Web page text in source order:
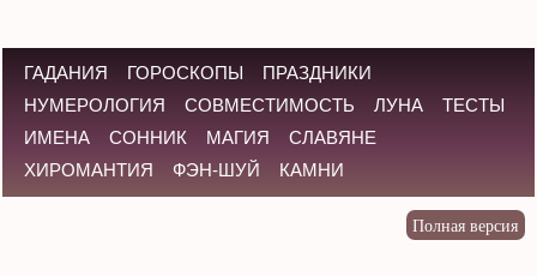
ГАДАНИЯ ГОРОСКОПЫ
ПРАЗДНИКИ
НУМЕРОЛОГИЯ
СОВМЕСТИМОСТЬ ЛУНА
ТЕСТЫ
ИМЕНА
СОННИК МАГИЯ
СЛАВЯНЕ
ХИРОМАНТИЯ
ФЭН-ШУЙ КАМНИ